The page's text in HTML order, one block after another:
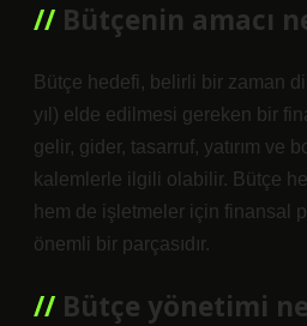
Bütçenin amacı
Bütçe hedefi, belirli bir zaman
yıl) elde edilmesi gereken bir
gelir, gider, tasarruf, yatırım ve
kalemlerle ilgili olabilir. Bütçe
hem de işletmeler için finansal
önemli bir parçasıdır.
Bütçe yönetimi